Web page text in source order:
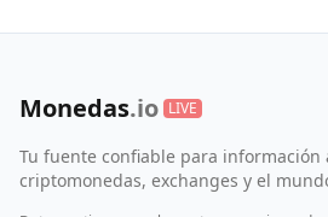
Monedas.io LIVE
Tu fuente confiable para información
criptomonedas, exchanges y el